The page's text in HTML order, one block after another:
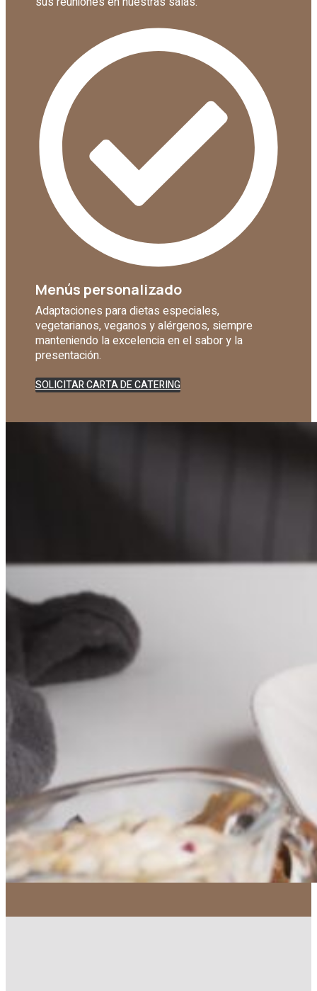
Menús personalizado
Adaptaciones para dietas especiales,
vegetarianos, veganos y alérgenos, siempre
manteniendo la excelencia en el sabor y la
presentación.
SOLICITAR CARTA DE CATERING